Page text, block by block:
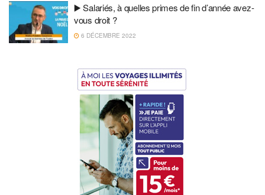
▶️ Salariés, à quelles primes de fin d’année avez-
vous droit ?
6 DÉCEMBRE 2022